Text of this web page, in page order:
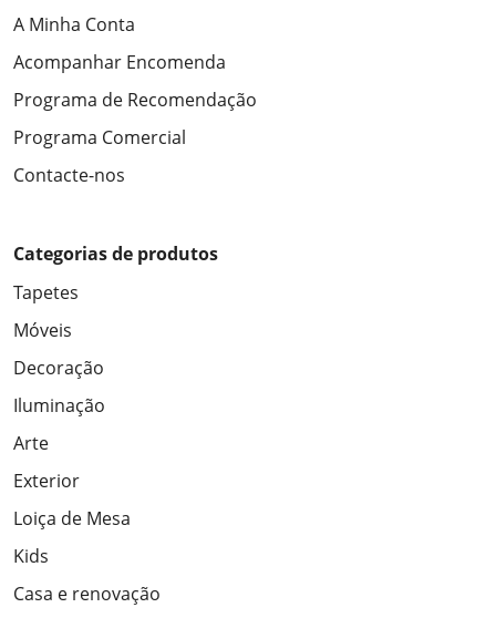
A Minha Conta
Acompanhar Encomenda
Programa de Recomendação
Programa Comercial
Contacte-nos
Categorias de produtos
Tapetes
Móveis
Decoração
Iluminação
Arte
Exterior
Loiça de Mesa
Kids
Casa e renovação